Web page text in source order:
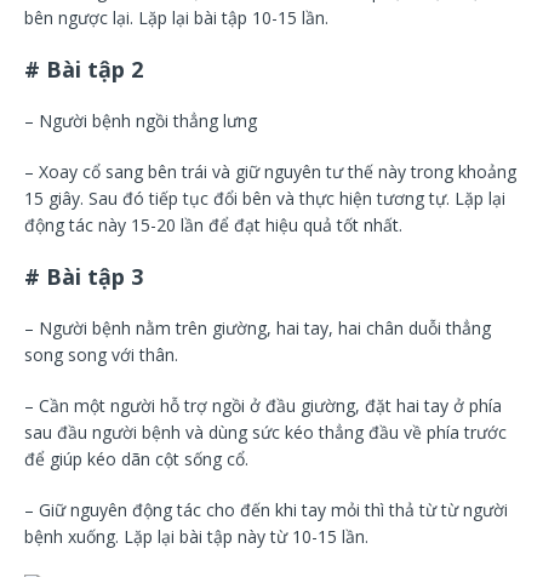
bên ngược lại. Lặp lại bài tập 10-15 lần.
# Bài tập 2
– Người bệnh ngồi thẳng lưng
– Xoay cổ sang bên trái và giữ nguyên tư thế này trong khoảng
15 giây. Sau đó tiếp tục đổi bên và thực hiện tương tự. Lặp lại
động tác này 15-20 lần để đạt hiệu quả tốt nhất.
# Bài tập 3
– Người bệnh nằm trên giường, hai tay, hai chân duỗi thẳng
song song với thân.
– Cần một người hỗ trợ ngồi ở đầu giường, đặt hai tay ở phía
sau đầu người bệnh và dùng sức kéo thẳng đầu về phía trước
để giúp kéo dãn cột sống cổ.
– Giữ nguyên động tác cho đến khi tay mỏi thì thả từ từ người
bệnh xuống. Lặp lại bài tập này từ 10-15 lần.